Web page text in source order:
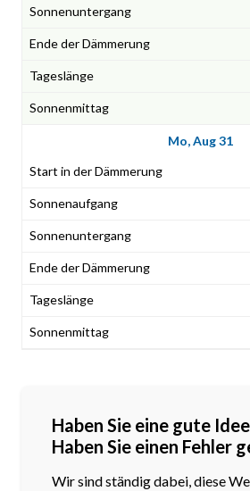
Mo, Aug 31
Haben Sie eine gute
Haben Sie einen Fehler
Wir sind ständig dabei, diese